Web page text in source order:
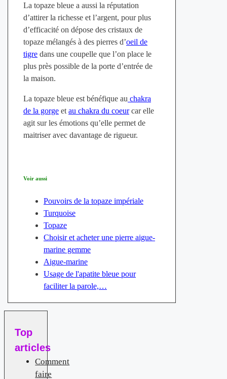
La topaze bleue a aussi la réputation
d’attirer la richesse et l’argent, pour plus
d’efficacité on dépose des cristaux de
topaze mélangés à des pierres d’oeil de
tigredans une coupelle que l’on place le
plus près possible de la porte d’entrée de
la maison.
La topaze bleue est bénéfique au chakra
de la gorgeet au chakra du coeurcar elle
agit sur les émotions qu’elle permet de
maitriser avec davantage de rigueur.
Voir aussi
Pouvoirs de la topaze impériale
Turquoise
Topaze
Choisir et acheter une pierre aigue‐
marine gemme
Aigue-marine
Usage de l'apatite bleue pour
faciliter la parole,…
Top
articles
Comment
faire